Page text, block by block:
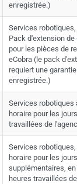
enregistrée.)
Services
Pack d'extension
pour les pièces de
eCobra (le pack
requiert une
enregistrée.)
Services robotiques
horaire pour les
travaillées de
Services
horaire pour les
supplémentaires,
heures travaillées